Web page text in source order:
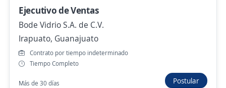
San Luis de la Paz, Guanajuato
$ 9,000.00 (Mensual)
Presencial y remoto
Hace 2 horas
Ejecutivos de ventas
Ejecutivo de Ventas
Bode Vidrio S.A. de C.V.
Irapuato, Guanajuato
Contrato por tiempo indeterminado
Tiempo Completo
Más de 30 días Postular